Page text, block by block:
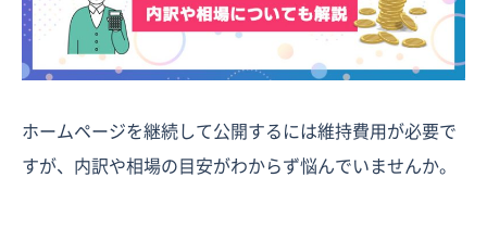
ホームページを継続して公開するには維持費用が必要で
すが、内訳や相場の目安がわからず悩んでいませんか。